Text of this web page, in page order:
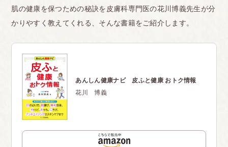
肌の健康を保つための秘訣を皮膚科専門医の花川博義先生が分
かりやすく教えてくれる、そんな書籍をご紹介します。
あんしん健康ナビ 皮ふと健康 おトク情報
花川 博義